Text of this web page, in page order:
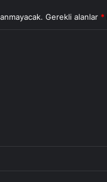
Gerekli alanlar *